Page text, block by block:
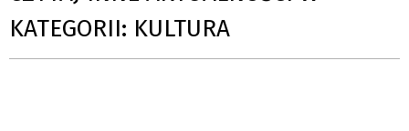
KATEGORII: KULTURA